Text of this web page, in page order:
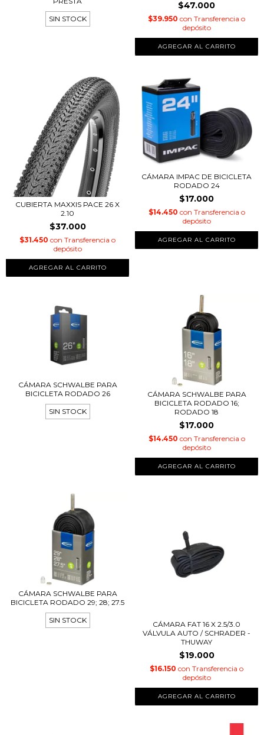
SIN STOCK
$47.000
$39.950 con Transferencia o
depósito
CUBIERTA MAXXIS PACE 26 X
2.10
$37.000
$31.450 con Transferencia o
depósito
CÁMARA IMPAC DE BICICLETA
RODADO 24
$17.000
$14.450 con Transferencia o
depósito
CÁMARA SCHWALBE PARA
BICICLETA RODADO 26
SIN STOCK
CÁMARA SCHWALBE PARA
BICICLETA RODADO 16;
RODADO 18
$17.000
$14.450 con Transferencia o
depósito
CÁMARA SCHWALBE PARA
BICICLETA RODADO 29; 28; 27.5
SIN STOCK
CÁMARA FAT 16 X 2.5/3.0
VÁLVULA AUTO / SCHRADER -
THUWAY
$19.000
$16.150 con Transferencia o
depósito